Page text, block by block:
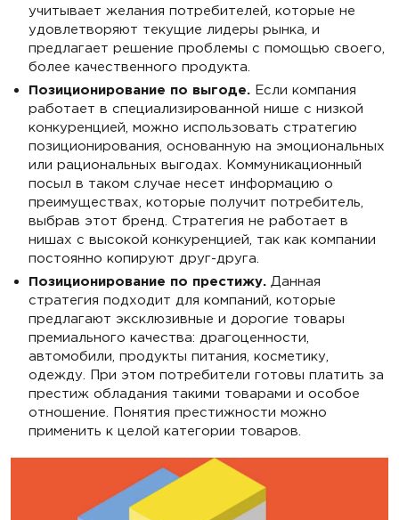
учитывает желания потребителей, которые не
удовлетворяют текущие лидеры рынка, и
предлагает решение проблемы с помощью своего,
более качественного продукта.
Позиционирование по выгоде. Если компания
работает в специализированной нише с низкой
конкуренцией, можно использовать стратегию
позиционирования, основанную на эмоциональных
или рациональных выгодах. Коммуникационный
посыл в таком случае несет информацию о
преимуществах, которые получит потребитель,
выбрав этот бренд. Стратегия не работает в
нишах с высокой конкуренцией, так как компании
постоянно копируют друг-друга.
Позиционирование по престижу. Данная
стратегия подходит для компаний, которые
предлагают эксклюзивные и дорогие товары
премиального качества: драгоценности,
автомобили, продукты питания, косметику,
одежду. При этом потребители готовы платить за
престиж обладания такими товарами и особое
отношение. Понятия престижности можно
применить к целой категории товаров.